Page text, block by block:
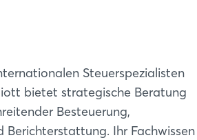
Steuerspezialisten
bietet strategische Beratung
Besteuerung,
Berichterstattung. Ihr Fachwissen